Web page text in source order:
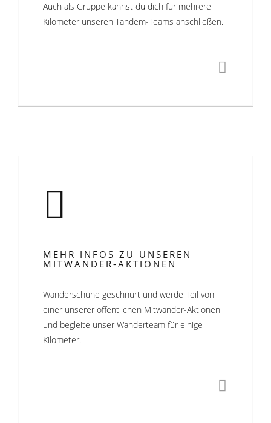
Auch als Gruppe kannst du dich für mehrere
Kilometer unseren Tandem-Teams anschließen.
MEHR INFOS ZU UNSEREN
MITWANDER-AKTIONEN
Wanderschuhe geschnürt und werde Teil von
einer unserer öffentlichen Mitwander-Aktionen
und begleite unser Wanderteam für einige
Kilometer.